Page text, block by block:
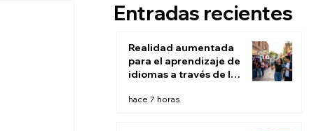
Entradas recientes
Realidad aumentada
para el aprendizaje de
idiomas a través de la
Aprender en el mundo
hace 7 horas